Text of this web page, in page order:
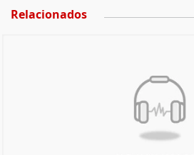
Relacionados